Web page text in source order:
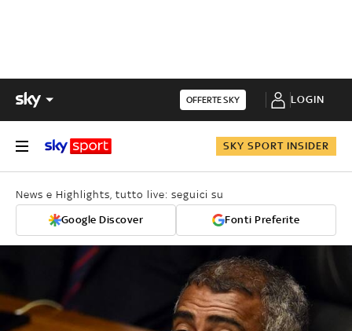
OFFERTE SKY LOGIN
SKY SPORT INSIDER
News e Highlights, tutto live: seguici su
Google Discover Fonti Preferite